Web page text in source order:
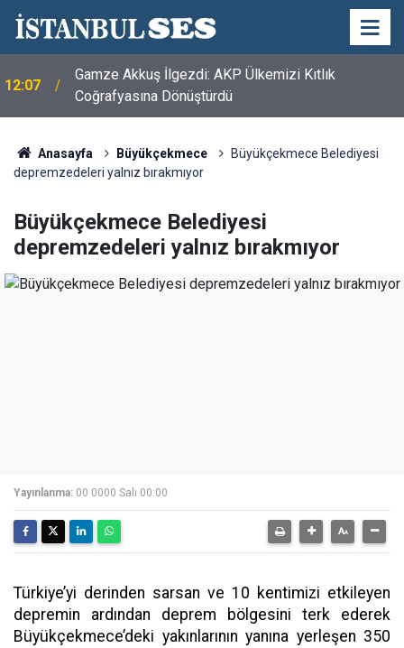
12:07
Gamze Akkuş İlgezdi: AKP Ülkemizi Kıtlık
Coğrafyasına Dönüştürdü
11:56
Adnan Demirci ve Nevaf Bilek Hakkari Ticaret ve
Sanayi Odası'nı Ziyaret Etti
Anasayfa Büyükçekmece
Büyükçekmece Belediyesi
depremzedeleri yalnız bırakmıyor
Büyükçekmece Belediyesi
depremzedeleri yalnız bırakmıyor
Yayınlanma: 00 0000 Salı 00:00
Türkiye’yi derinden sarsan ve 10 kentimizi etkileyen
depremin ardından deprem bölgesini terk ederek
Büyükçekmece’deki yakınlarının yanına yerleşen 350